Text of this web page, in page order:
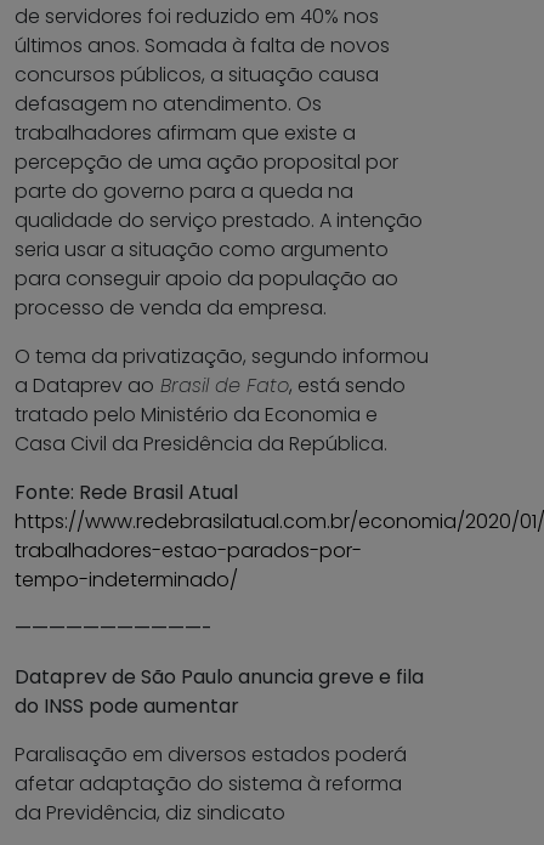
de servidores foi reduzido em 40% nos
últimos anos. Somada à falta de novos
concursos públicos, a situação causa
defasagem no atendimento. Os
trabalhadores afirmam que existe a
percepção de uma ação proposital por
parte do governo para a queda na
qualidade do serviço prestado. A intenção
seria usar a situação como argumento
para conseguir apoio da população ao
processo de venda da empresa.
O tema da privatização, segundo informou
a Dataprev ao Brasil de Fato, está sendo
tratado pelo Ministério da Economia e
Casa Civil da Presidência da República.
Fonte: Rede Brasil Atual
https://www.redebrasilatual.com.br/economia/2020/
trabalhadores-estao-parados-por-
tempo-indeterminado/
———————————-
Dataprev de São Paulo anuncia greve e fila
do INSS pode aumentar
Paralisação em diversos estados poderá
afetar adaptação do sistema à reforma
da Previdência, diz sindicato